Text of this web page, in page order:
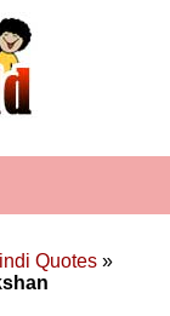
Quotes »